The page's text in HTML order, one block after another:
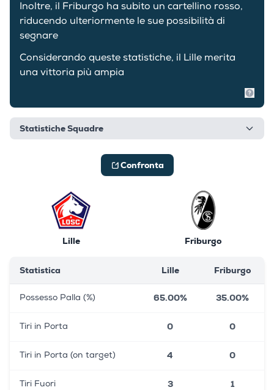
Inoltre, il Friburgo ha subito un cartellino rosso,
riducendo ulteriormente le sue possibilità di
segnare
Considerando queste statistiche, il Lille merita
una vittoria più ampia
Statistiche Squadre
Confronta
Lille Friburgo
Statistica Lille Friburgo
Possesso Palla (%) 65.00% 35.00%
Tiri in Porta 0 0
Tiri in Porta (on target) 4 0
Tiri Fuori 3 1